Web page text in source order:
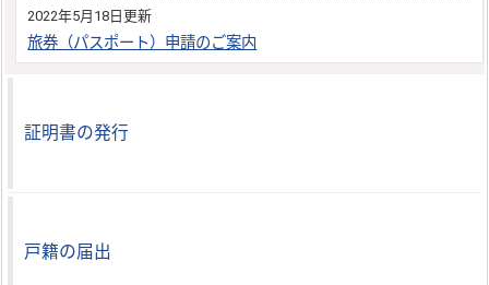
2022年5月18日更新
旅券（パスポート）申請のご案内
証明書の発行
戸籍の届出